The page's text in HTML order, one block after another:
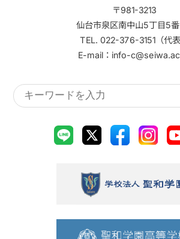
〒981-3213
仙台市泉区南中山5丁目5
TEL. 022-376-3151（代表
E-mail：info-